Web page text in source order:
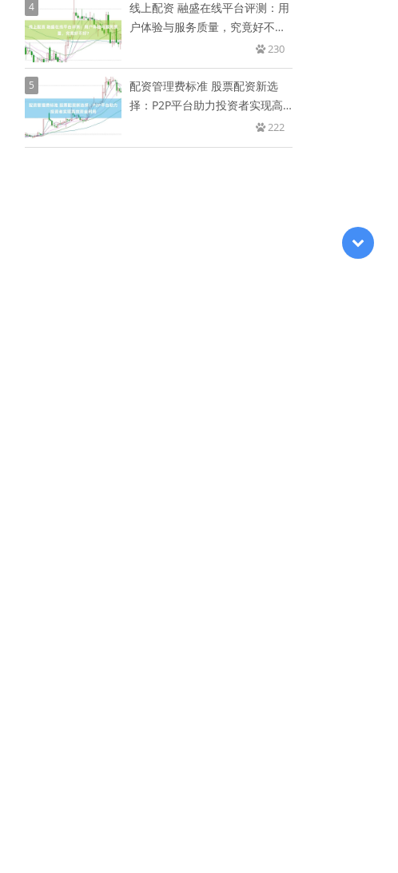
4
线上配资 融盛在线平台评测：用
户体验与服务质量，究竟好不
230
5
配资管理费标准 股票配资新选
择：P2P平台助力投资者实现高
222